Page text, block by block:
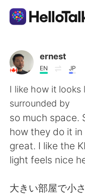
AI Grammar
Deutsch
English
ernest
EN JP
I like how it looks
surrounded by
so much space.
how they do it in
great. I like the
light feels nice
大きい部屋で小